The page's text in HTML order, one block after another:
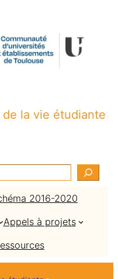
la vie étudiante
2016-2020
Appels à projets